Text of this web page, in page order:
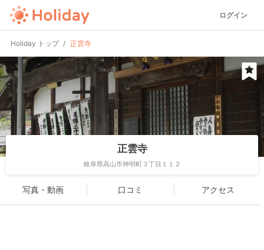
ログイン
Holiday トップ 正雲寺
正雲寺
岐阜県高山市神明町３丁目１１２
写真・動画 口コミ アクセス